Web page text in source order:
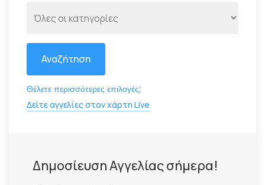
Αναζήτηση
Θέλετε περισσότερες επιλογές;
Δείτε αγγελίες στον χάρτη Live
Δημοσίευση Αγγελίας σήμερα!